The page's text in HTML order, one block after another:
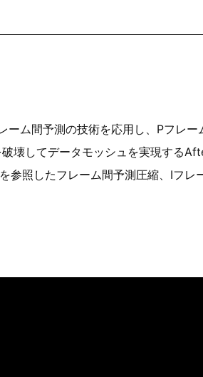
ーム間予測の技術を応用し、Pフレー
壊してデータモッシュを実現する
参照したフレーム間予測圧縮、Iフレ